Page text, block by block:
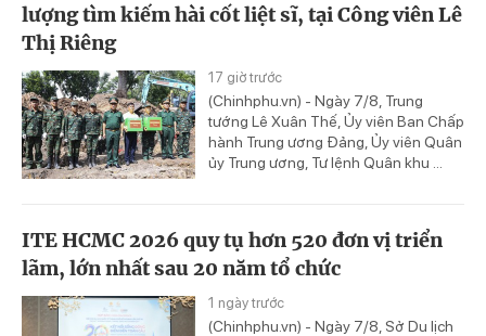
lượng tìm kiếm hài cốt liệt sĩ, tại Công viên Lê
Thị Riêng
17 giờ trước
(Chinhphu.vn) - Ngày 7/8, Trung
tướng Lê Xuân Thế, Ủy viên Ban Chấp
hành Trung ương Đảng, Ủy viên Quân
ủy Trung ương, Tư lệnh Quân khu ...
ITE HCMC 2026 quy tụ hơn 520 đơn vị triển
lãm, lớn nhất sau 20 năm tổ chức
1 ngày trước
(Chinhphu.vn) - Ngày 7/8, Sở Du lịch